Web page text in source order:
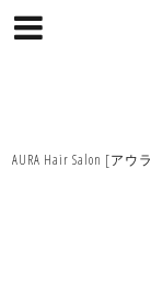
AURA Hair Salon [ア